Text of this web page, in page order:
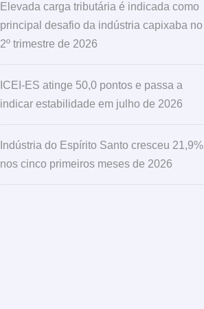
Elevada carga tributária é indicada como
principal desafio da indústria capixaba no
2º trimestre de 2026
ICEI-ES atinge 50,0 pontos e passa a
indicar estabilidade em julho de 2026
Indústria do Espírito Santo cresceu 21,9%
nos cinco primeiros meses de 2026